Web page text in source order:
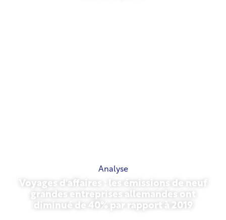
Analyse
Voyages d'affaires : les émissions de neuf
grandes entreprises allemandes ont
diminué de 40% par rapport à 2019